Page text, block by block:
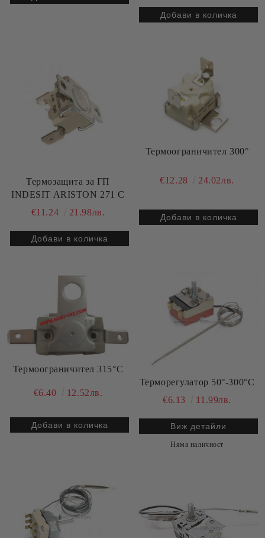
Термозащита за ГП
INDESIT ARISTON 271 C
€11.24
21.98лв.
Термоограничител 300°
€12.28 24.02лв.
Термоограничител 315°C
€6.40 12.52лв.
Терморегулатор 50°-300°C
€6.13
11.99лв.
Виж детайли
Няма наличност